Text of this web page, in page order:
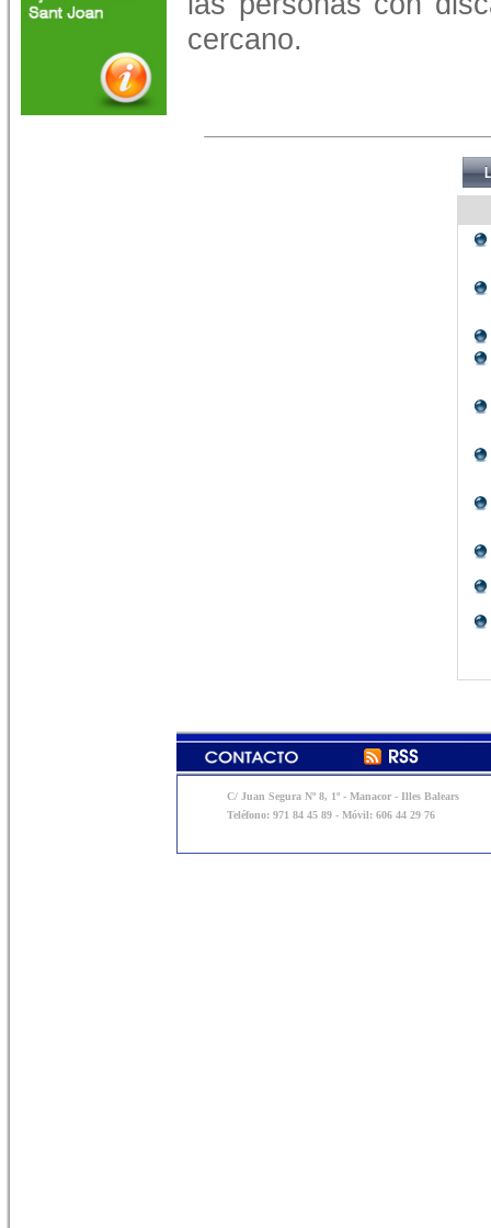
cercano.
C/ Juan Segura Nº 8, 1º - Manacor - Illes Balears
Teléfono: 971 84 45 89 - Móvil: 606 44 29 76